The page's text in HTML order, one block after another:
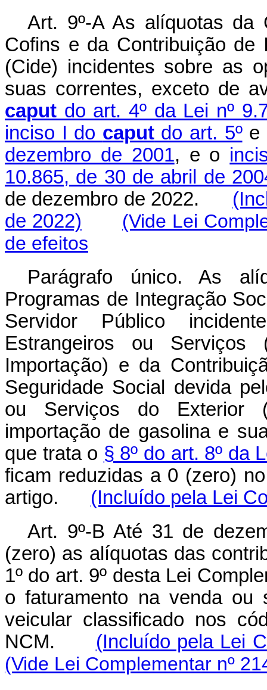
Art. 9º-A As alíquotas da
Cofins e da Contribuição de
(Cide) incidentes sobre as
suas correntes, exceto de
caput do art. 4º da Lei nº
inciso I do caputdo art. 5ºe
dezembro de 2001, e o
10.865, de 30 de abril de
de dezembro de 2022.
de 2022)
(Vide Lei
de efeitos
Parágrafo único. As
Programas de Integração
Servidor Público
Estrangeiros ou Serviços
Importação) e da
Seguridade Social devida
ou Serviços do Exterior
importação de gasolina e
que trata o § 8º do art. 8º da
ficam reduzidas a 0 (zero)
artigo.
(Incluído pela Lei
Art. 9º-B Até 31 de
(zero) as alíquotas das
1º do art. 9º desta Lei
o faturamento na venda ou
veicular classificado nos
NCM.
(Incluído pela Lei
(Vide Lei Complementar nº